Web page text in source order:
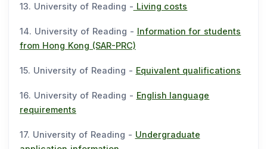
13. University of Reading - Living costs
14. University of Reading - Information for students
from Hong Kong (SAR-PRC)
15. University of Reading - Equivalent qualifications
16. University of Reading - English language
requirements
17. University of Reading - Undergraduate